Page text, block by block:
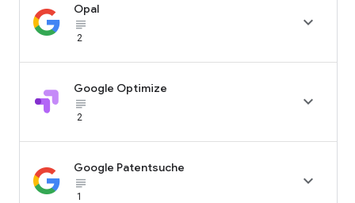
Opal
subject_black
2

Google Optimize
subject_black
2

Google Patentsuche
subject_black
1
